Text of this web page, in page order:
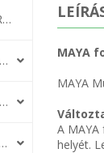
MODELLEZÉS-TECHNIKAI SPORT-MODELLSPORT
KOMPRESSZOR-SZIVATTYÚ TÖMÍTÉS
RÉZ-ALUMÍNIUM ALÁTÉTEK LÁGYÍTVA
GOLYÓK-MAGTISZTÍTÓK-KREATÍV
MAYA
MAYA
A
helyét.